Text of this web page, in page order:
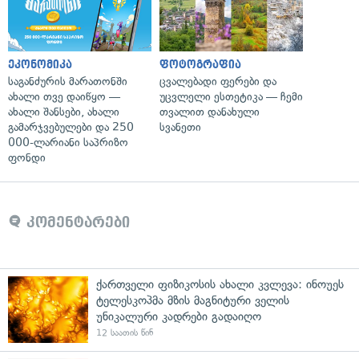
ეკონომიკა
საგანძურის მარათონში
ახალი თვე დაიწყო —
ახალი შანსები, ახალი
გამარჯვებულები და 250
000-ლარიანი საპრიზო
ფონდი
ფოტოგრაფია
ცვალებადი ფერები და
უცვლელი ესთეტიკა — ჩემი
თვალით დანახული
სვანეთი
კომენტარები
ქართველი ფიზიკოსის ახალი კვლევა: ინოუეს
ტელესკოპმა მზის მაგნიტური ველის
უნიკალური კადრები გადაიღო
12 საათის წინ